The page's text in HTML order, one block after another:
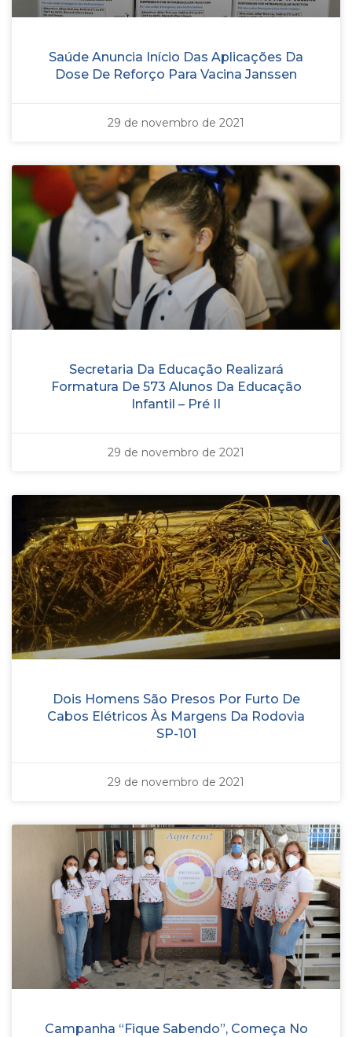
Saúde Anuncia Início Das Aplicações Da
Dose De Reforço Para Vacina Janssen
29 de novembro de 2021
Secretaria Da Educação Realizará
Formatura De 573 Alunos Da Educação
Infantil – Pré II
29 de novembro de 2021
Dois Homens São Presos Por Furto De
Cabos Elétricos Às Margens Da Rodovia
SP-101
29 de novembro de 2021
Campanha “Fique Sabendo”, Começa No